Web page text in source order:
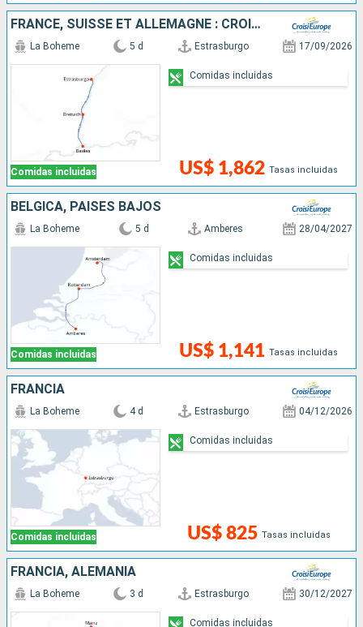
FRANCE, SUISSE ET ALLEMAGNE : CROISIÈRE SUR LE RHIN VERS LA RÉGION DES 3 PAYS ET VOYAGE À BORD DU TRAIN "GLACIER EXPRESS"
Comidas incluidas
La Boheme 5 d Estrasburgo 17/09/2026
US$ 1,862 Tasas incluidas
Comidas incluidas
BÉLGICA, PAISES BAJOS
Comidas incluidas
La Boheme 5 d Amberes 28/04/2027
US$ 1,141 Tasas incluidas
Comidas incluidas
FRANCIA
Comidas incluidas
La Boheme 4 d Estrasburgo 04/12/2026
US$ 825 Tasas incluidas
Comidas incluidas
FRANCIA, ALEMANIA
La Boheme 3 d Estrasburgo 30/12/2027
Comidas incluidas